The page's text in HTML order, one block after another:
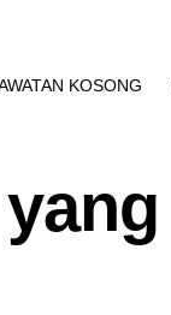
KOSONG